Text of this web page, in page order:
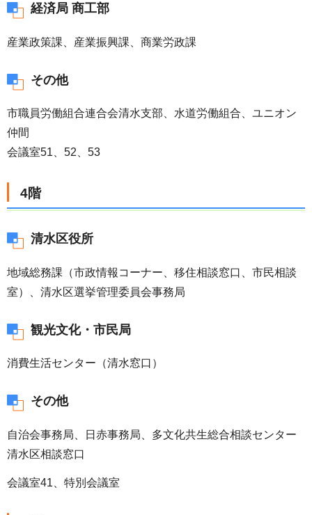
経済局 商工部
産業政策課、産業振興課、商業労政課
その他
市職員労働組合連合会清水支部、水道労働組合、ユニオン
仲間
会議室51、52、53
4階
清水区役所
地域総務課（市政情報コーナー、移住相談窓口、市民相談
室）、清水区選挙管理委員会事務局
観光文化・市民局
消費生活センター（清水窓口）
その他
自治会事務局、日赤事務局、多文化共生総合相談センター
清水区相談窓口
会議室41、特別会議室